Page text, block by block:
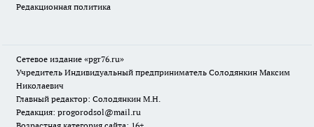
Редакционная политика
Сетевое издание «pgr76.ru»
Учредитель Индивидуальный предприниматель Солодянкин Максим
Николаевич
Главный редактор: Солодянкин М.Н.
Редакция: progorodsol@mail.ru